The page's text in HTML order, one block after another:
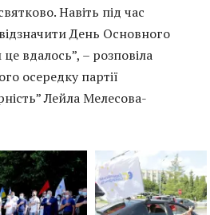
Навіть під час
День Основного
вдалось”, – розповіла
осередку партії
Лейла Мелесова-